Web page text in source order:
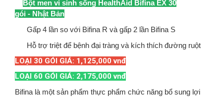
Bột men vi sinh sống HealthAid Bifina EX 30
gói - Nhật Bản
Gấp 4 lần so với Bifina R và gấp 2 lần Bifina S
Hỗ trợ triệt để bệnh đại tràng và kích thích đường ruột
LOẠI 30 GÓI GIÁ: 1,125,000 vnđ
LOẠI 60 GÓI GIÁ: 2,175,000 vnđ
Bifina là một sản phẩm thực phẩm chức năng bổ sung lợi